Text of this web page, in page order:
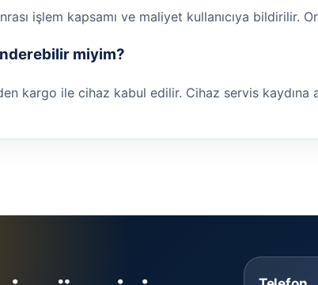
işlem kapsamı ve maliyet kullanıcıya bildirilir.
miyim?
kargo ile cihaz kabul edilir. Cihaz servis kaydına